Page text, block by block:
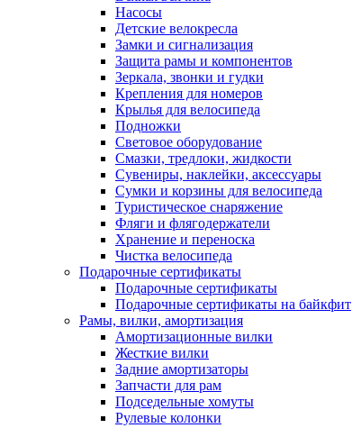
Насосы
Детские велокресла
Замки и сигнализация
Защита рамы и компонентов
Зеркала, звонки и гудки
Крепления для номеров
Крылья для велосипеда
Подножки
Световое оборудование
Смазки, тредлоки, жидкости
Сувениры, наклейки, аксессуары
Сумки и корзины для велосипеда
Туристическое снаряжение
Фляги и флягодержатели
Хранение и переноска
Чистка велосипеда
Подарочные сертификаты
Подарочные сертификаты
Подарочные сертификаты на байкфит
Рамы, вилки, амортизация
Амортизационные вилки
Жесткие вилки
Задние амортизаторы
Запчасти для рам
Подседельные хомуты
Рулевые колонки